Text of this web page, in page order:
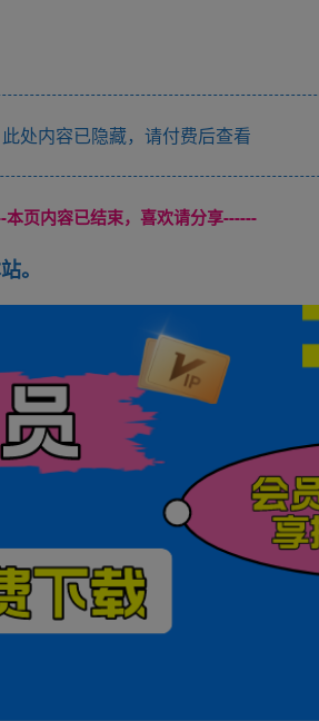
此处内容已隐藏，请付费后查看
本页内容已结束，喜欢请分享------
。